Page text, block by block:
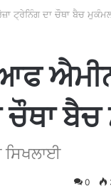
ਟ੍ਰੇਨਿੰਗ ਦਾ ਚੌਥਾ ਬੈਚ
ਚੌਥਾ
ਸਿਖਲਾਈ
0